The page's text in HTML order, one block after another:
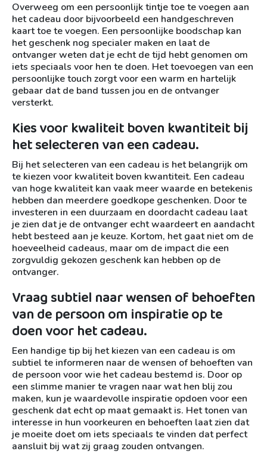
Overweeg om een persoonlijk tintje toe te voegen aan
het cadeau door bijvoorbeeld een handgeschreven
kaart toe te voegen. Een persoonlijke boodschap kan
het geschenk nog specialer maken en laat de
ontvanger weten dat je echt de tijd hebt genomen om
iets speciaals voor hen te doen. Het toevoegen van een
persoonlijke touch zorgt voor een warm en hartelijk
gebaar dat de band tussen jou en de ontvanger
versterkt.
Kies voor kwaliteit boven kwantiteit bij
het selecteren van een cadeau.
Bij het selecteren van een cadeau is het belangrijk om
te kiezen voor kwaliteit boven kwantiteit. Een cadeau
van hoge kwaliteit kan vaak meer waarde en betekenis
hebben dan meerdere goedkope geschenken. Door te
investeren in een duurzaam en doordacht cadeau laat
je zien dat je de ontvanger echt waardeert en aandacht
hebt besteed aan je keuze. Kortom, het gaat niet om de
hoeveelheid cadeaus, maar om de impact die een
zorgvuldig gekozen geschenk kan hebben op de
ontvanger.
Vraag subtiel naar wensen of behoeften
van de persoon om inspiratie op te
doen voor het cadeau.
Een handige tip bij het kiezen van een cadeau is om
subtiel te informeren naar de wensen of behoeften van
de persoon voor wie het cadeau bestemd is. Door op
een slimme manier te vragen naar wat hen blij zou
maken, kun je waardevolle inspiratie opdoen voor een
geschenk dat echt op maat gemaakt is. Het tonen van
interesse in hun voorkeuren en behoeften laat zien dat
je moeite doet om iets speciaals te vinden dat perfect
aansluit bij wat zij graag zouden ontvangen.